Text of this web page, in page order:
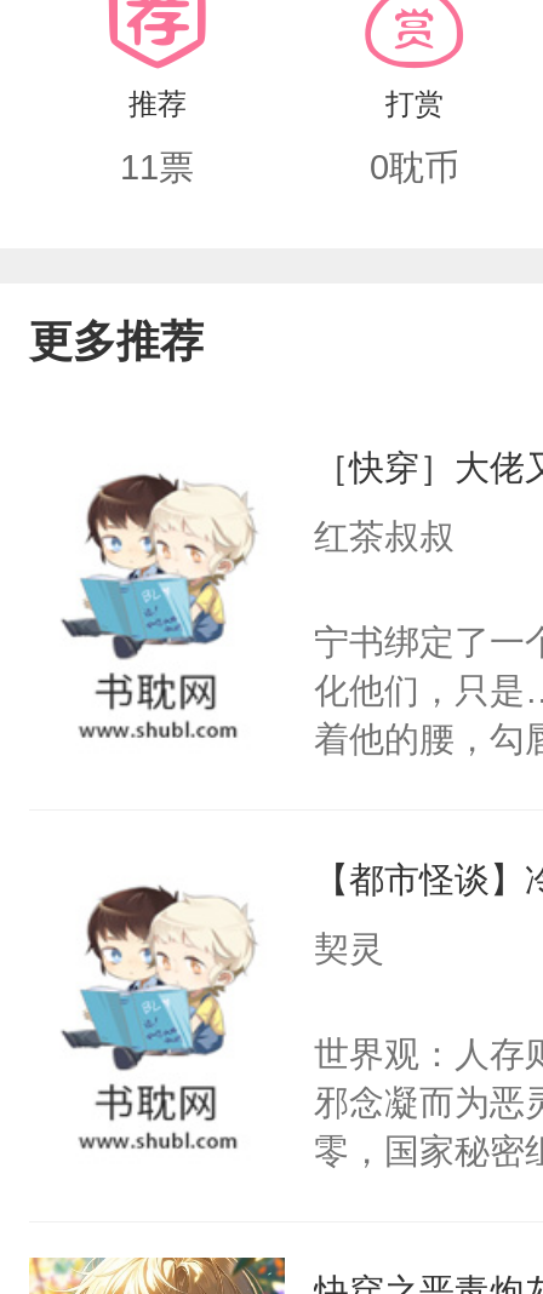
料缠身，濒临破产的小糊咖？
推荐
11票
打赏
0耽币
更多推荐
［快穿］大
红茶叔叔
宁书绑定了一
化他们，只是
着他的腰，勾
来，给老公
用力——为你
【都市怪谈
契灵
世界观：人存
邪念凝而为恶
零，国家秘密